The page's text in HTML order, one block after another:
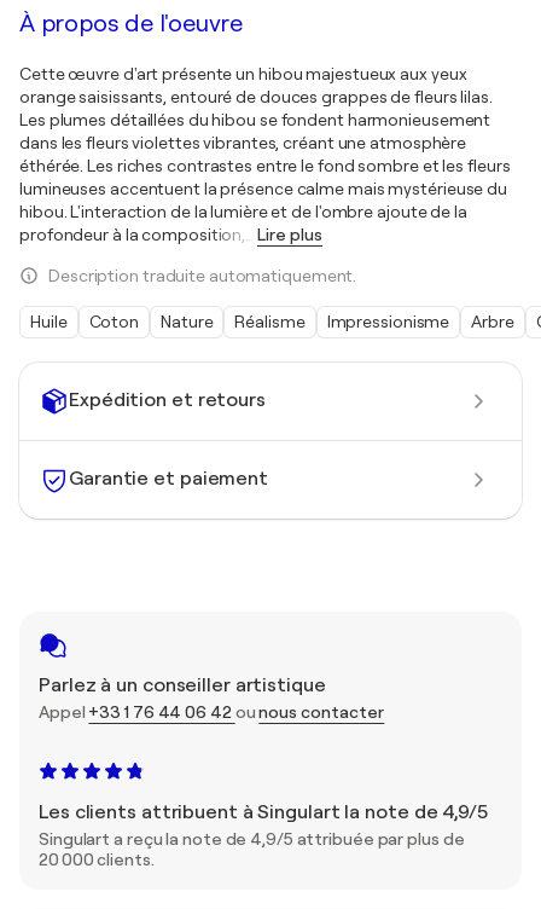
Expédition et retours
Garantie et paiement
Parlez à un conseiller artistique
Appel +33 1 76 44 06 42 ounous contacter
Les clients attribuent à Singulart la note de 4,9/5
Singulart a reçu la note de 4,9/5 attribuée par plus de
20 000 clients.
À propos de l'oeuvre
Cette œuvre d'art présente un hibou majestueux aux yeux
orange saisissants, entouré de douces grappes de fleurs lilas.
Les plumes détaillées du hibou se fondent harmonieusement
dans les fleurs violettes vibrantes, créant une atmosphère
éthérée. Les riches contrastes entre le fond sombre et les fleurs
lumineuses accentuent la présence calme mais mystérieuse du
hibou. L'interaction de la lumière et de l'ombre ajoute de la
profondeur à la composition,
Lire plus
Description traduite automatiquement.
Huile Coton Nature Réalisme Impressionisme Arbre